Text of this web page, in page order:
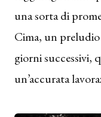
una sorta di
Cima, un preludio
giorni successivi,
un’accurata